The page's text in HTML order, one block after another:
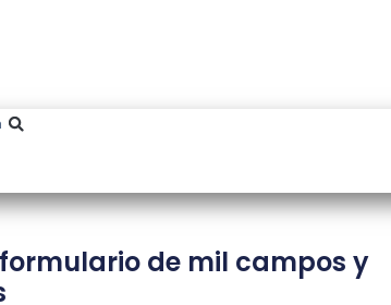
de mil campos y